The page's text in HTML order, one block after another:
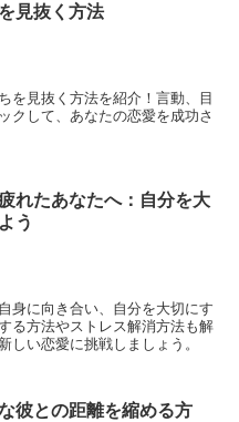
見抜く方法
を見抜く方法を紹介！言動、目
クして、あなたの恋愛を成功さ
れたあなたへ：自分を大
う
身に向き合い、自分を大切にす
る方法やストレス解消方法も解
しい恋愛に挑戦しましょう。
彼との距離を縮める方